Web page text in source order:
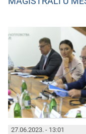
27.06.2023. - 13:01